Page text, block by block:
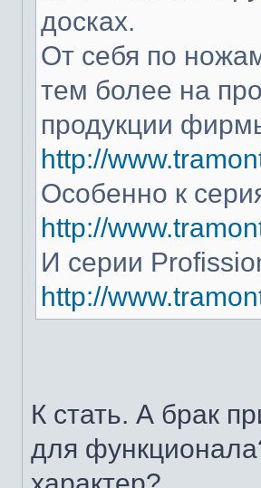
досках.
От себя по
тем более на
продукции
http://
Особенно к
http://
И серии
http://
К стать. А брак
для